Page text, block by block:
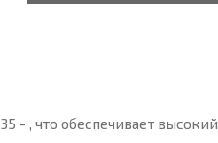
- , что обеспечивает высокий